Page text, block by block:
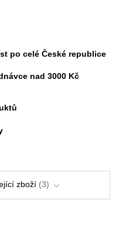
po celé České republice
nad 3000 Kč
zboží 3